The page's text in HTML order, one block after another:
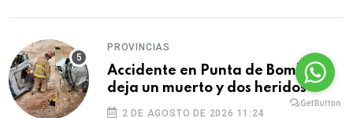
PROVINCIAS
Accidente en Punta de Bombón
deja un muerto y dos heridos
2 DE AGOSTO DE 2026 11:24